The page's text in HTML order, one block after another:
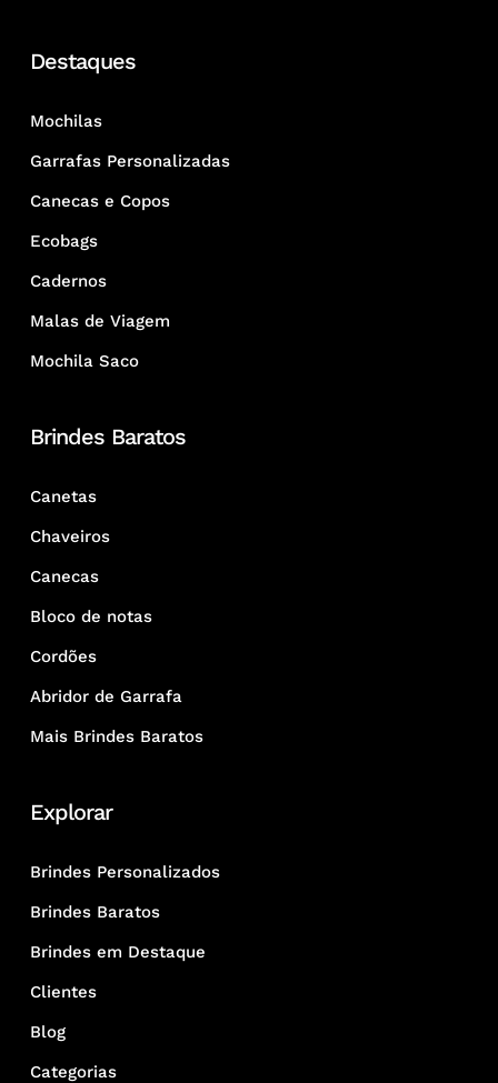
Destaques
Mochilas
Garrafas Personalizadas
Canecas e Copos
Ecobags
Cadernos
Malas de Viagem
Mochila Saco
Brindes Baratos
Canetas
Chaveiros
Canecas
Bloco de notas
Cordões
Abridor de Garrafa
Mais Brindes Baratos
Explorar
Brindes Personalizados
Brindes Baratos
Brindes em Destaque
Clientes
Blog
Categorias